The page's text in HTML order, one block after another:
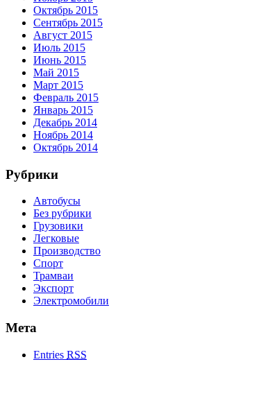
Октябрь 2015
Сентябрь 2015
Август 2015
Июль 2015
Июнь 2015
Май 2015
Март 2015
Февраль 2015
Январь 2015
Декабрь 2014
Ноябрь 2014
Октябрь 2014
Рубрики
Автобусы
Без рубрики
Грузовики
Легковые
Производство
Спорт
Трамваи
Экспорт
Электромобили
Мета
Entries RSS